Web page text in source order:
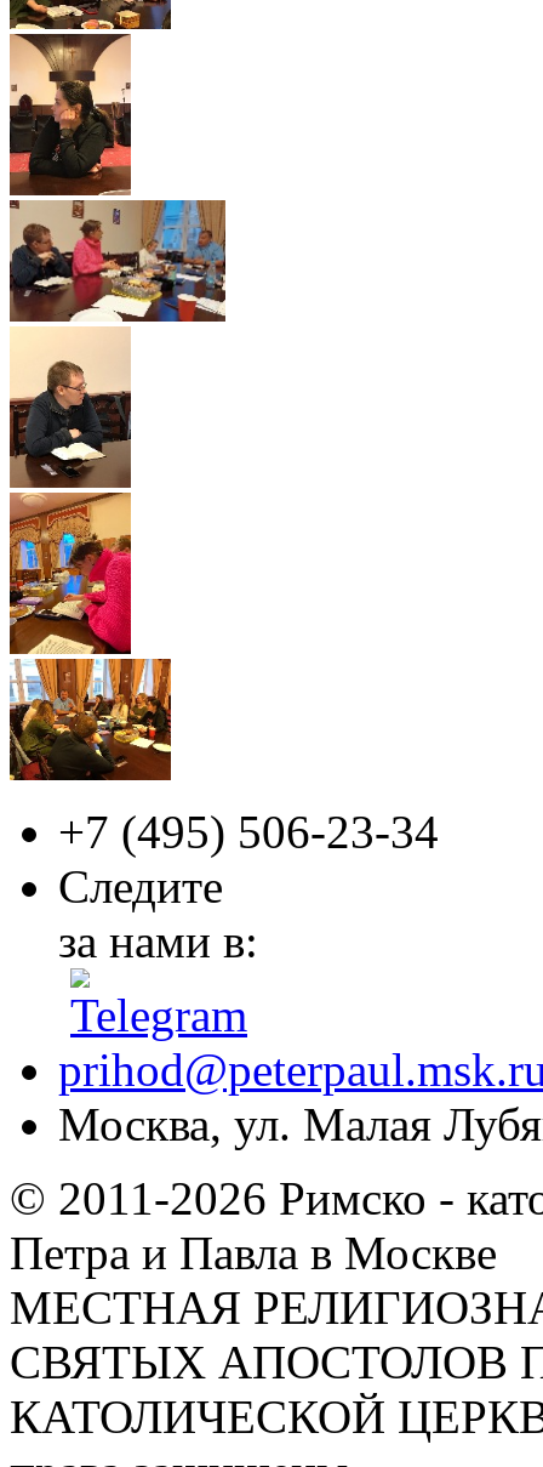
+7 (495) 506-23-34
Следите
за нами в:
Москва, ул. Малая
© 2011-2026 Римско -
Петра и Павла в Москве
МЕСТНАЯ
СВЯТЫХ АПОСТОЛОВ
КАТОЛИЧЕСКОЙ